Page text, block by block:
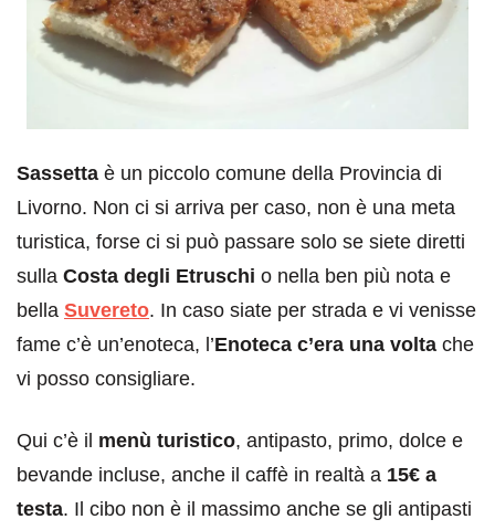
Sassetta è un piccolo comune della Provincia di
Livorno. Non ci si arriva per caso, non è una meta
turistica, forse ci si può passare solo se siete diretti
sulla Costa degli Etruschi o nella ben più nota e
bella Suvereto. In caso siate per strada e vi venisse
fame c’è un’enoteca, l’Enoteca c’era una volta che
vi posso consigliare.
Qui c’è il menù turistico, antipasto, primo, dolce e
bevande incluse, anche il caffè in realtà a 15€ a
testa. Il cibo non è il massimo anche se gli antipasti